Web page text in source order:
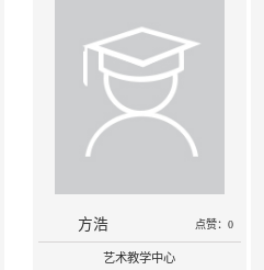
方浩 点赞：0
艺术教学中心